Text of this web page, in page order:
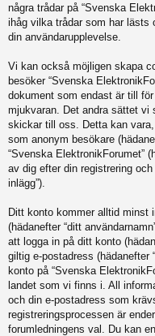
några trådar på “Svenska
ihåg vilka trådar som har lästs
din användarupplevelse.
Vi kan också möjligen skapa
besöker “Svenska
dokument som endast är till
mjukvaran. Det andra sättet vi
skickar till oss. Detta kan
som anonym besökare
“Svenska ElektronikForumet”
av dig efter din registrering
inlägg”).
Ditt konto kommer alltid minst
(hädanefter “ditt
att logga in på ditt konto
giltig e-postadress (hädanefter
konto på “Svenska
landet som vi finns i. All
och din e-postadress som
registreringsprocessen är
forumledningens val. Du kan